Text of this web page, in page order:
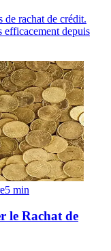
de rachat de crédit.
efficacement depuis
5 min
le Rachat de